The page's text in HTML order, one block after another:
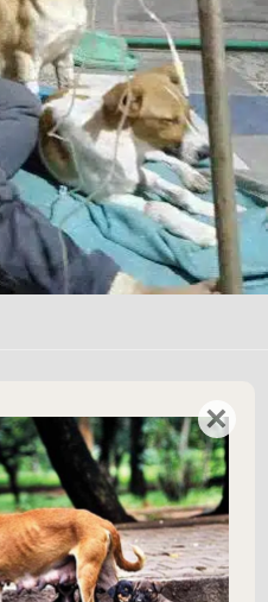
Vereiste velden zijn gemarkeerd met*
×